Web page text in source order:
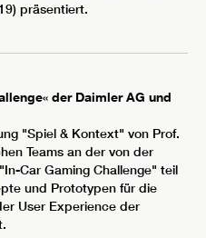
präsentiert.
der Daimler AG und
"Spiel & Kontext" von Prof.
Teams an der von der
Car Gaming Challenge" teil
und Prototypen für die
User Experience der